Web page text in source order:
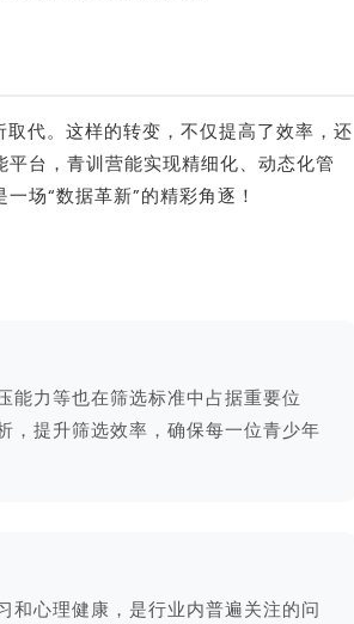
代。这样的转变，不仅提高了效率，还
台，青训营能实现精细化、动态化管
场“数据革新”的精彩角逐！
能力等也在筛选标准中占据重要位
，提升筛选效率，确保每一位青少年
和心理健康，是行业内普遍关注的问